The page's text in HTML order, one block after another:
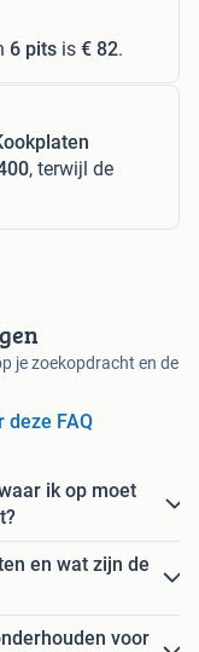
6 pits is € 82.
, terwijl de
je zoekopdracht en de
deze FAQ
ik op moet
en wat zijn de
voor